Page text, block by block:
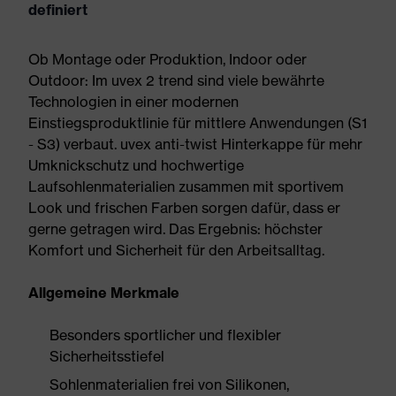
definiert
Ob Montage oder Produktion, Indoor oder
Outdoor: Im uvex 2 trend sind viele bewährte
Technologien in einer modernen
Einstiegsproduktlinie für mittlere Anwendungen (S1
- S3) verbaut. uvex anti-twist Hinterkappe für mehr
Umknickschutz und hochwertige
Laufsohlenmaterialien zusammen mit sportivem
Look und frischen Farben sorgen dafür, dass er
gerne getragen wird. Das Ergebnis: höchster
Komfort und Sicherheit für den Arbeitsalltag.
Allgemeine Merkmale
Besonders sportlicher und flexibler
Sicherheitsstiefel
Sohlenmaterialien frei von Silikonen,